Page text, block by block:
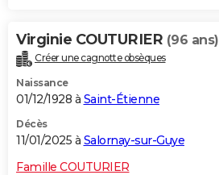
Virginie COUTURIER (96 ans)
Créer une cagnotte obsèques
Naissance
01/12/1928 à Saint-Étienne
Décès
11/01/2025 à Salornay-sur-Guye
Famille COUTURIER